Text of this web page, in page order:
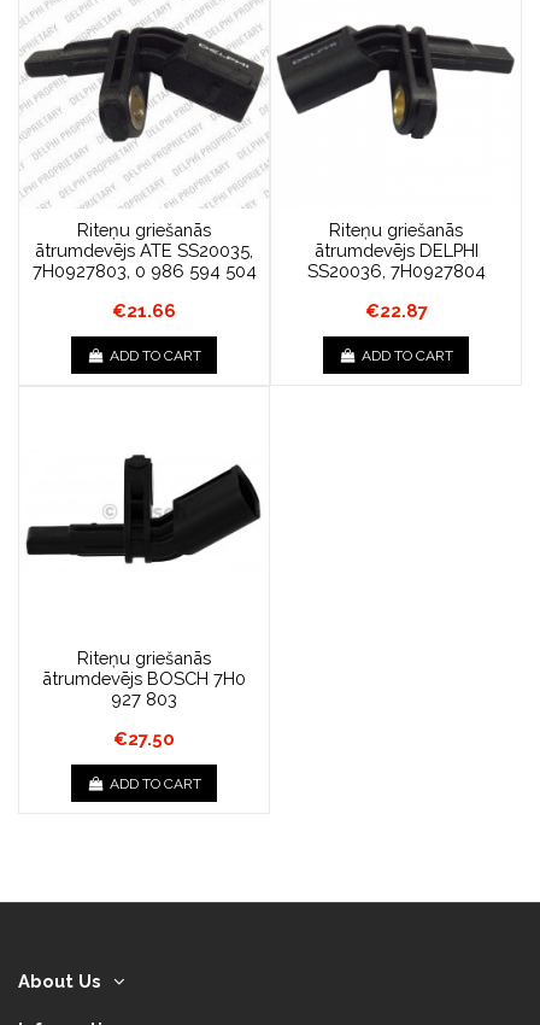
Riteņu griešanās
ātrumdevējs ATE SS20035,
7H0927803, 0 986 594 504
€21.66
ADD TO CART
Riteņu griešanās
ātrumdevējs DELPHI
SS20036, 7H0927804
€22.87
ADD TO CART
Riteņu griešanās
ātrumdevējs BOSCH 7H0
927 803
€27.50
ADD TO CART
About Us